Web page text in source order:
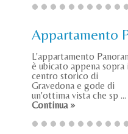
Appartamento
L'appartamento
è ubicato appena sopra
centro storico di
Gravedona e gode di
un'ottima vista che sp ...
Continua »